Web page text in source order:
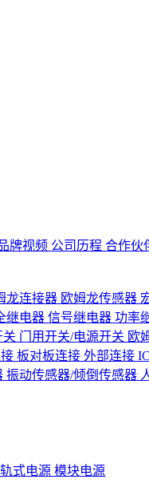
牌视频 公司历程 合作伙
龙连接器 欧姆龙传感器
继电器 信号继电器 功率
关 门用开关/电源开关 欧
板对板连接 外部连接
振动传感器/倾倒传感器
式电源 模块电源